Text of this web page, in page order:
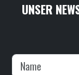
UNSER